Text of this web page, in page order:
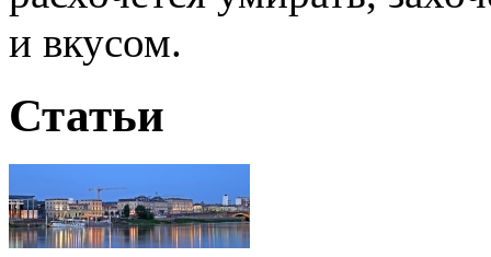
и вкусом.
Статьи